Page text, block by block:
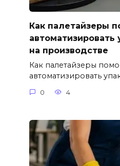
Как палетайзеры
автоматизировать
на производстве
Как палетайзеры
автоматизировать
0 4